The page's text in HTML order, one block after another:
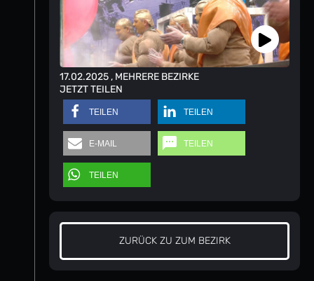
17.02.2025 , MEHRERE BEZIRKE
JETZT TEILEN
TEILEN TEILEN
E-MAIL TEILEN
TEILEN
ZURÜCK ZU ZUM BEZIRK